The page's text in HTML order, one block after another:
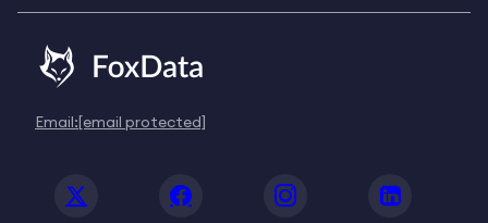
Email:[email protected]